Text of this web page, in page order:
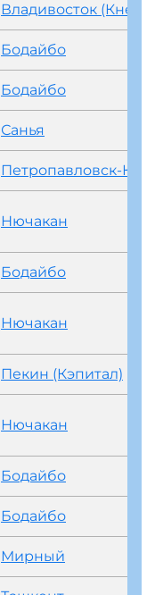
Бодайбо
Бодайбо
Санья
Нючакан
Бодайбо
Нючакан
Пекин (Кэпитал)
Нючакан
Бодайбо
Бодайбо
Мирный